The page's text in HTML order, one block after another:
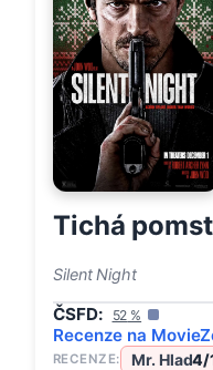
Tichá
Silent Night
ČSFD: 52 %
Recenze na
RECENZE: Mr. Hlad4/